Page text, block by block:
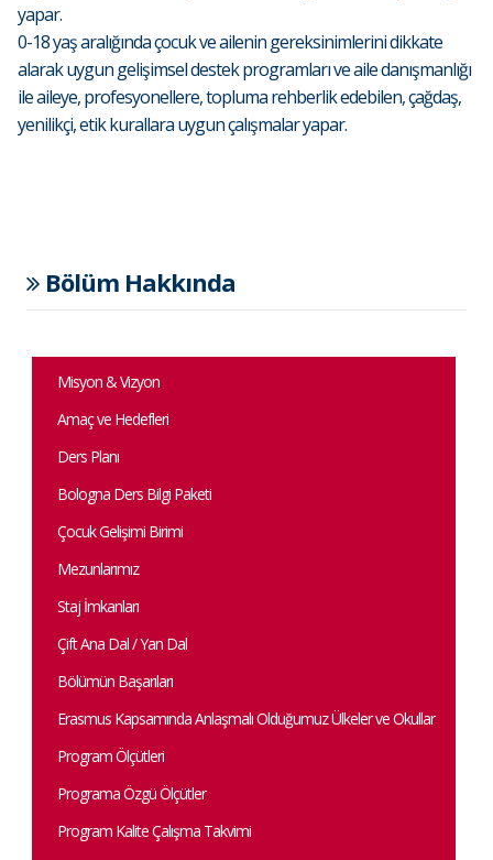
yapar.
0-18 yaş aralığında çocuk ve ailenin gereksinimlerini dikkate
alarak uygun gelişimsel destek programları ve aile danışmanlığı
ile aileye, profesyonellere, topluma rehberlik edebilen, çağdaş,
yenilikçi, etik kurallara uygun çalışmalar yapar.
Bölüm Hakkında
Misyon & Vizyon
Amaç ve Hedefleri
Ders Planı
Bologna Ders Bilgi Paketi
Çocuk Gelişimi Birimi
Mezunlarımız
Staj İmkanları
Çift Ana Dal / Yan Dal
Bölümün Başarıları
Erasmus Kapsamında Anlaşmalı Olduğumuz Ülkeler ve Okullar
Program Ölçütleri
Programa Özgü Ölçütler
Program Kalite Çalışma Takvimi